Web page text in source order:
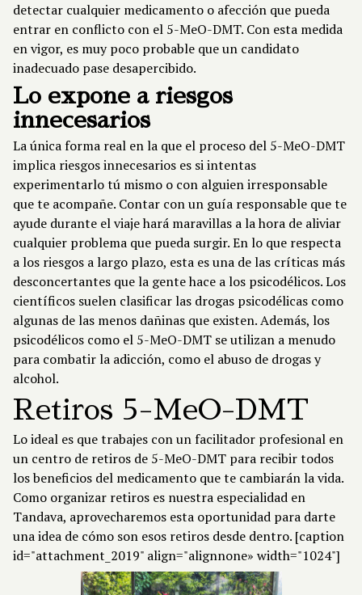
detectar cualquier medicamento o afección que pueda
entrar en conflicto con el 5-MeO-DMT. Con esta medida
en vigor, es muy poco probable que un candidato
inadecuado pase desapercibido.
Lo expone a riesgos
innecesarios
La única forma real en la que el proceso del 5-MeO-DMT
implica riesgos innecesarios es si intentas
experimentarlo tú mismo o con alguien irresponsable
que te acompañe. Contar con un guía responsable que te
ayude durante el viaje hará maravillas a la hora de aliviar
cualquier problema que pueda surgir. En lo que respecta
a los riesgos a largo plazo, esta es una de las críticas más
desconcertantes que la gente hace a los psicodélicos. Los
científicos suelen clasificar las drogas psicodélicas como
algunas de las menos dañinas que existen. Además, los
psicodélicos como el 5-MeO-DMT se utilizan a menudo
para combatir la adicción, como el abuso de drogas y
alcohol.
Retiros 5-MeO-DMT
Lo ideal es que trabajes con un facilitador profesional en
un centro de retiros de 5-MeO-DMT para recibir todos
los beneficios del medicamento que te cambiarán la vida.
Como organizar retiros es nuestra especialidad en
Tandava, aprovecharemos esta oportunidad para darte
una idea de cómo son esos retiros desde dentro. [caption
id="attachment_2019" align="alignnone» width="1024"]